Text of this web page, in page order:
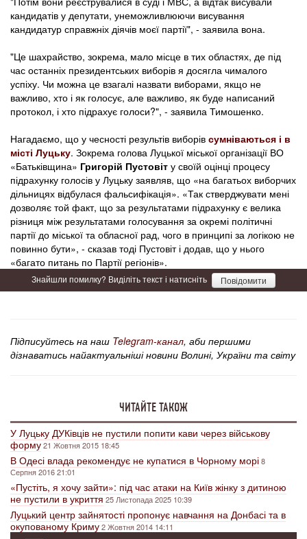
кандидатів у депутати, унеможливлюючи висування
кандидатур справжніх діячів моєї партії", - заявила вона.
"Це шахрайство, зокрема, мало місце в тих областях, де під
час останніх президентських виборів я досягла чималого
успіху. Чи можна це взагалі назвати виборами, якщо не
важливо, хто і як голосує, але важливо, як буде написаний
протокол, і хто підрахує голоси?", - заявила Тимошенко.
Нагадаємо, що у чесності результів виборів сумніваються і в
місті Луцьку. Зокрема голова Луцької міської організації ВО
«Батьківщина» Григорій Пустовіт у своїй оцінці процесу
підрахунку голосів у Луцьку заявляв, що «на багатьох виборчих
дільницях відбулася фальсифікація». «Так стверджувати мені
дозволяє той факт, що за результатами підрахунку є велика
різниця між результатами голосування за окремі політичні
партії до міської та обласної рад, чого в принципі за логікою не
повинно бути», - сказав тоді Пустовіт і додав, що у нього
«багато питань по Партії регіонів».
Знайшли помилку? Виділіть текст і натисніть Повідомити
Підписуйтесь на наш Telegram-канал, аби першими
дізнаватись найактуальніші новини Волині, України та світу
ЧИТАЙТЕ ТАКОЖ
У Луцьку ДУКівців не пустили попити кави через військову
форму21 Жовтня 2015 18:45
В Одесі влада рекомендує не купатися в Чорному морі8
Серпня 2016 21:01
«Пустіть, я хочу зайти»: під час атаки на Київ жінку з дитиною
не пустили в укриття25 Листопада 2025 10:39
Луцький центр зайнятості пропонує навчання на Донбасі та в
окупованому Криму2 Жовтня 2014 14:11